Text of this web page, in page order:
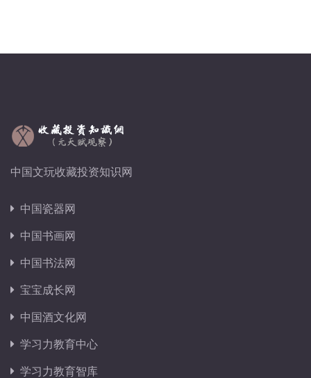
中国文玩收藏投资知识网
中国瓷器网
中国书画网
中国书法网
宝宝成长网
中国酒文化网
学习力教育中心
学习力教育智库